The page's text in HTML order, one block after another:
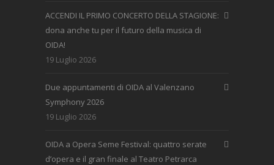
ACCENDI IL PRIMO CONCERTO DELLA STAGIONE:
dona anche tu per il futuro della musica di
OIDA!
19 Luglio 2026
Due appuntamenti di OIDA al Valenzano
Symphony 2026
19 Luglio 2026
OIDA a Opera Seme Festival: quattro serate
d’opera e il gran finale al Teatro Petrarca